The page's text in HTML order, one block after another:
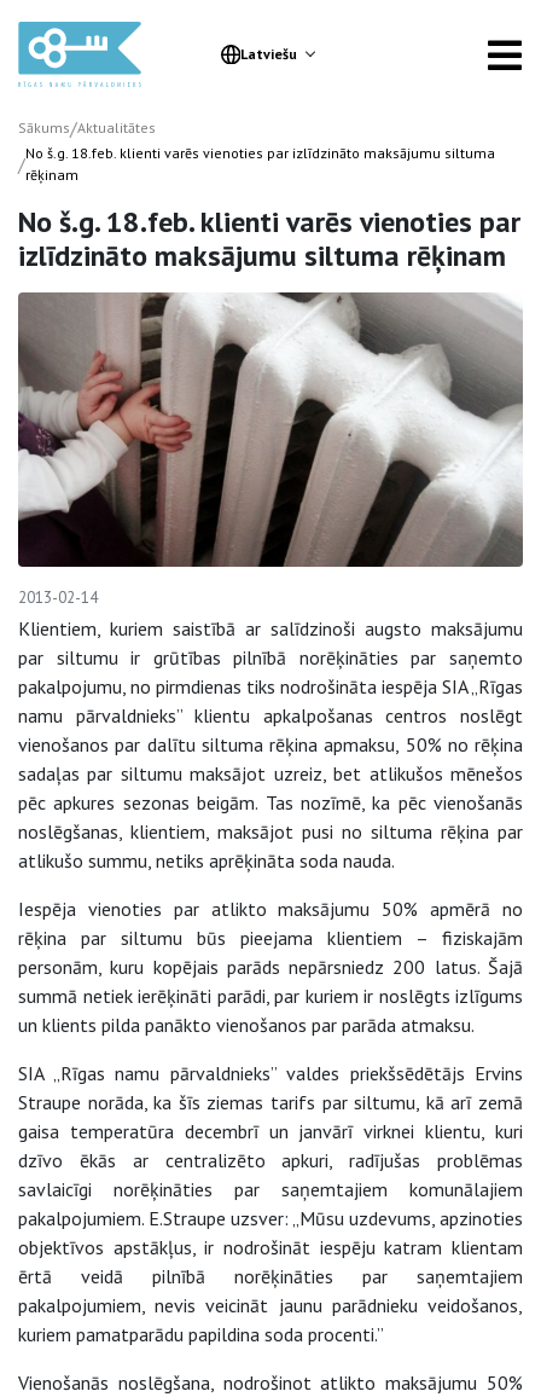
Latviešu
Sākums/Aktualitātes
/No š.g. 18.feb. klienti varēs vienoties par izlīdzināto maksājumu siltuma
rēķinam
No š.g. 18.feb. klienti varēs vienoties par
izlīdzināto maksājumu siltuma rēķinam
2013-02-14
Klientiem, kuriem saistībā ar salīdzinoši augsto maksājumu
par siltumu ir grūtības pilnībā norēķināties par saņemto
pakalpojumu, no pirmdienas tiks nodrošināta iespēja SIA „Rīgas
namu pārvaldnieks” klientu apkalpošanas centros noslēgt
vienošanos par dalītu siltuma rēķina apmaksu, 50% no rēķina
sadaļas par siltumu maksājot uzreiz, bet atlikušos mēnešos
pēc apkures sezonas beigām. Tas nozīmē, ka pēc vienošanās
noslēgšanas, klientiem, maksājot pusi no siltuma rēķina par
atlikušo summu, netiks aprēķināta soda nauda.
Iespēja vienoties par atlikto maksājumu 50% apmērā no
rēķina par siltumu būs pieejama klientiem – fiziskajām
personām, kuru kopējais parāds nepārsniedz 200 latus. Šajā
summā netiek ierēķināti parādi, par kuriem ir noslēgts izlīgums
un klients pilda panākto vienošanos par parāda atmaksu.
SIA „Rīgas namu pārvaldnieks” valdes priekšsēdētājs Ervins
Straupe norāda, ka šīs ziemas tarifs par siltumu, kā arī zemā
gaisa temperatūra decembrī un janvārī virknei klientu, kuri
dzīvo ēkās ar centralizēto apkuri, radījušas problēmas
savlaicīgi norēķināties par saņemtajiem komunālajiem
pakalpojumiem. E.Straupe uzsver: „Mūsu uzdevums, apzinoties
objektīvos apstākļus, ir nodrošināt iespēju katram klientam
ērtā veidā pilnībā norēķināties par saņemtajiem
pakalpojumiem, nevis veicināt jaunu parādnieku veidošanos,
kuriem pamatparādu papildina soda procenti.”
Vienošanās noslēgšana, nodrošinot atlikto maksājumu 50%